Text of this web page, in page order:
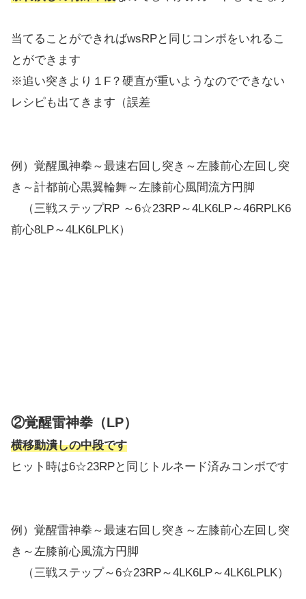
当てることができればwsRPと同じコンボをいれるこ
とができます
※追い突きより１F？硬直が重いようなのでできない
レシピも出てきます（誤差
例）覚醒風神拳～最速右回し突き～左膝前心左回し突
き～計都前心黒翼輪舞～左膝前心風間流方円脚
（三戦ステップRP ～6☆23RP～4LK6LP～46RPLK6
前心8LP～4LK6LPLK）
②覚醒雷神拳（LP）
横移動潰しの中段です
ヒット時は6☆23RPと同じトルネード済みコンボです
例）覚醒雷神拳～最速右回し突き～左膝前心左回し突
き～左膝前心風流方円脚
（三戦ステップ～6☆23RP～4LK6LP～4LK6LPLK）